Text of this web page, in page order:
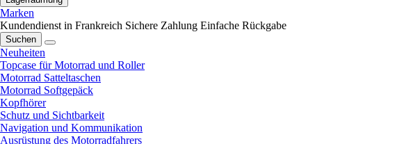
Marken
Kundendienst in Frankreich Sichere Zahlung Einfache Rückgabe
Suchen
Neuheiten
Topcase für Motorrad und Roller
Motorrad Satteltaschen
Motorrad Softgepäck
Kopfhörer
Schutz und Sichtbarkeit
Navigation und Kommunikation
Ausrüstung des Motorradfahrers